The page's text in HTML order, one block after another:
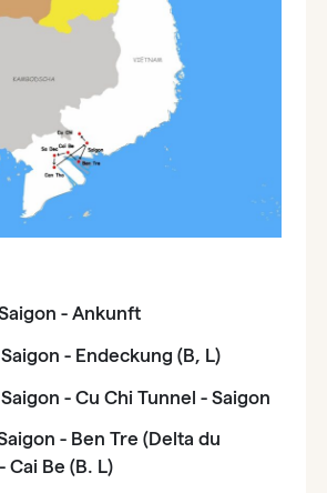
- Ankunft
Saigon - Endeckung (B, L)
Saigon - Cu Chi Tunnel - Saigon
- Ben Tre (Delta du
Cai Be (B. L)